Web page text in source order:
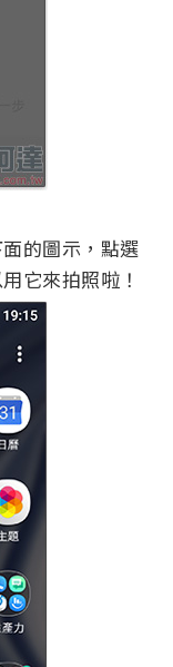
的圖示，點選
它來拍照啦！